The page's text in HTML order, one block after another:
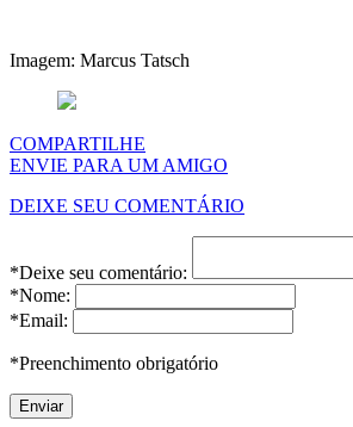
Imagem: Marcus Tatsch
COMPARTILHE
ENVIE PARA UM AMIGO
DEIXE SEU COMENTÁRIO
*Deixe seu comentário:
*Nome:
*Email:
*Preenchimento obrigatório